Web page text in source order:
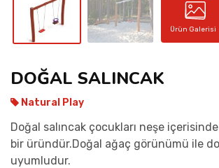
Ürün Galerisi
DOĞAL SALINCAK
Natural Play
Doğal salıncak çocukları neşe
bir üründür.Doğal ağaç görünümü ile
uyumludur.